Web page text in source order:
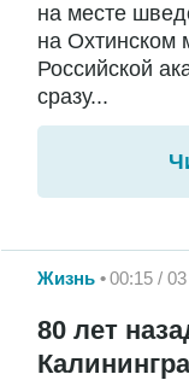
на месте
на Охтинском
Российской
сразу...
Жизнь 00:15 /
80 лет